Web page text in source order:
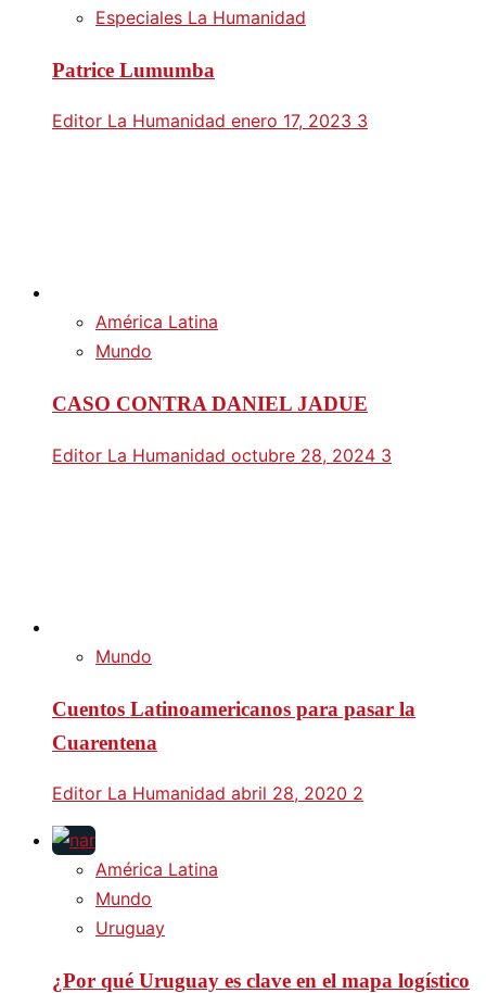
Especiales La Humanidad
Patrice Lumumba
Editor La Humanidad enero 17, 2023 3
América Latina
Mundo
CASO CONTRA DANIEL JADUE
Editor La Humanidad octubre 28, 2024 3
Mundo
Cuentos Latinoamericanos para pasar la
Cuarentena
Editor La Humanidad abril 28, 2020 2
América Latina
Mundo
Uruguay
¿Por qué Uruguay es clave en el mapa logístico